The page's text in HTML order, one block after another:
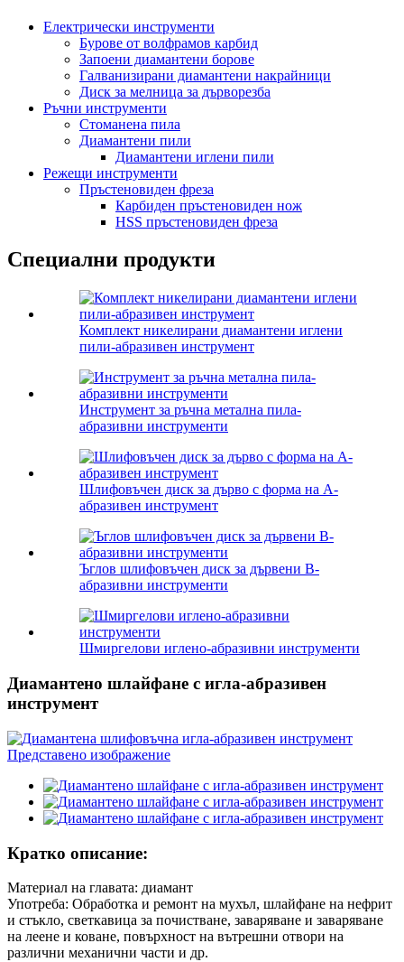
Електрически инструменти
Бурове от волфрамов карбид
Запоени диамантени борове
Галванизирани диамантени накрайници
Диск за мелница за дърворезба
Ръчни инструменти
Стоманена пила
Диамантени пили
Диамантени иглени пили
Режещи инструменти
Пръстеновиден фреза
Карбиден пръстеновиден нож
HSS пръстеновиден фреза
Специални продукти
Комплект никелирани диамантени иглени
пили-абразивен инструмент
Инструмент за ръчна метална пила-
абразивни инструменти
Шлифовъчен диск за дърво с форма на A-
абразивен инструмент
Ъглов шлифовъчен диск за дървени B-
абразивни инструменти
Шмиргелови иглено-абразивни инструменти
Диамантено шлайфане с игла-абразивен
инструмент
Кратко описание:
Материал на главата: диамант
Употреба: Обработка и ремонт на мухъл, шлайфане на нефрит
и стъкло, светкавица за почистване, заваряване и заваряване
на леене и коване, повърхност на вътрешни отвори на
различни механични части и др.